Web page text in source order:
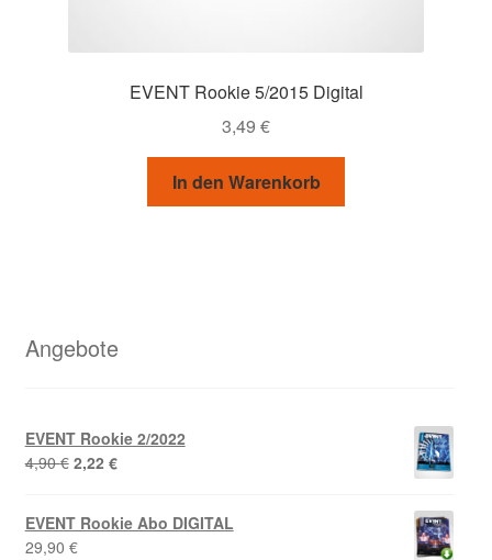
EVENT Rookie 5/2015 Digital
3,49 €
In den Warenkorb
Angebote
EVENT Rookie 2/2022
4,90€ Ursprünglicher
4,90 €
2,22 €Aktueller
2,22 €.
EVENT Rookie Abo DIGITAL
29,90 €